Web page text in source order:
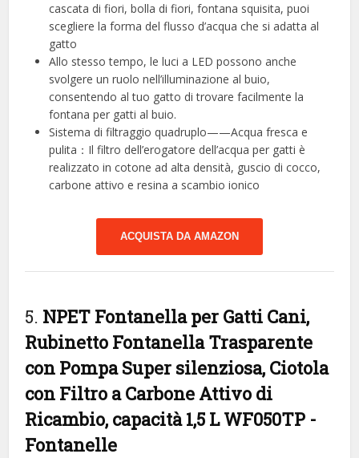
cascata di fiori, bolla di fiori, fontana squisita, puoi
scegliere la forma del flusso d’acqua che si adatta al
gatto
Allo stesso tempo, le luci a LED possono anche
svolgere un ruolo nell’illuminazione al buio,
consentendo al tuo gatto di trovare facilmente la
fontana per gatti al buio.
Sistema di filtraggio quadruplo——Acqua fresca e
pulita：Il filtro dell’erogatore dell’acqua per gatti è
realizzato in cotone ad alta densità, guscio di cocco,
carbone attivo e resina a scambio ionico
ACQUISTA DA AMAZON
5. NPET Fontanella per Gatti Cani,
Rubinetto Fontanella Trasparente
con Pompa Super silenziosa, Ciotola
con Filtro a Carbone Attivo di
Ricambio, capacità 1,5 L WF050TP -
Fontanelle